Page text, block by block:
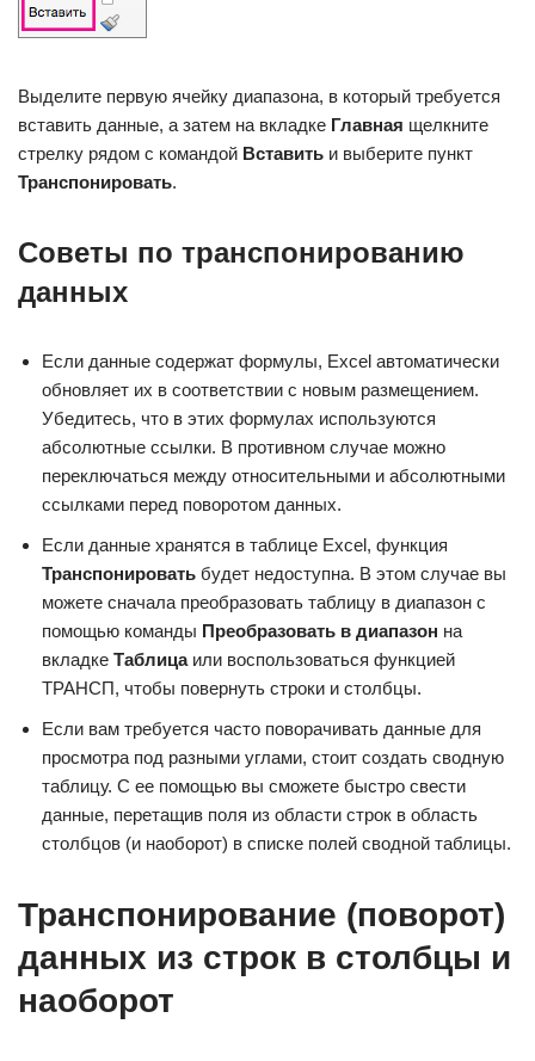
Выделите первую ячейку диапазона, в который требуется
вставить данные, а затем на вкладке Главная щелкните
стрелку рядом с командой Вставить и выберите пункт
Транспонировать.
Советы по транспонированию
данных
Если данные содержат формулы, Excel автоматически
обновляет их в соответствии с новым размещением.
Убедитесь, что в этих формулах используются
абсолютные ссылки. В противном случае можно
переключаться между относительными и абсолютными
ссылками перед поворотом данных.
Если данные хранятся в таблице Excel, функция
Транспонировать будет недоступна. В этом случае вы
можете сначала преобразовать таблицу в диапазон с
помощью команды Преобразовать в диапазон на
вкладке Таблицаили воспользоваться функцией
ТРАНСП, чтобы повернуть строки и столбцы.
Если вам требуется часто поворачивать данные для
просмотра под разными углами, стоит создать сводную
таблицу. С ее помощью вы сможете быстро свести
данные, перетащив поля из области строк в область
столбцов (и наоборот) в списке полей сводной таблицы.
Транспонирование (поворот)
данных из строк в столбцы и
наоборот